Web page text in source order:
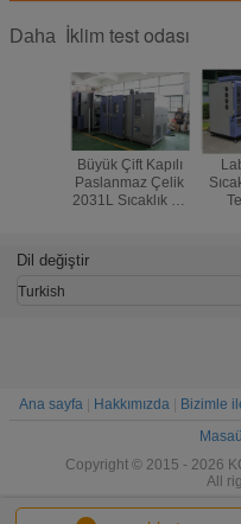
Daha İklim test odası
Büyük Çift Kapılı
Paslanmaz Çelik
2031L Sıcaklık ve
Dil değiştir
Turkish
Ana sayfa| Hakkımızda| Bizimle
Copyright © 2015 - 2026
All